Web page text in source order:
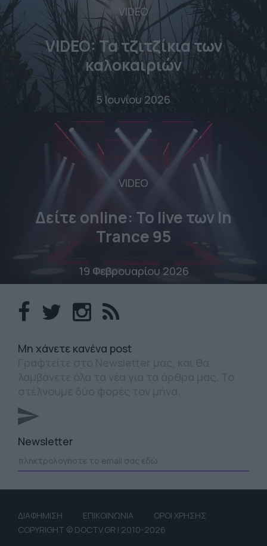
VIDEO
VIDEO: Τα τζιτζίκια των
καλοκαιριών
5 Ιουνίου 2026
VIDEO
Δείτε online: To live των In
Trance 95
19 Φεβρουαρίου 2026
Mη χάνετε κανένα post
Newsletter
ΔΙΑΦΗΜΙΣΗ ΕΠΙΚΟΙΝΩΝΙΑ
ΟΡΟΙ ΧΡΗΣΗΣ
COPYRIGHT © DOCTV.GR | 2010-2026